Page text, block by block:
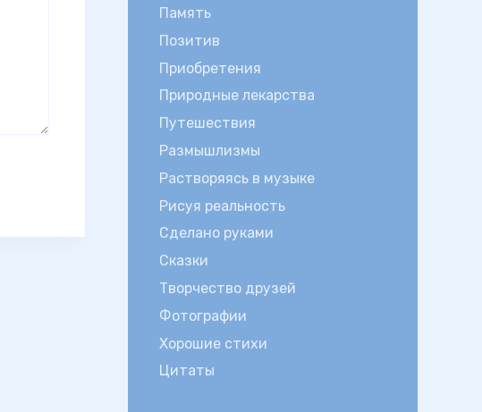
Память
Позитив
Приобретения
Природные лекарства
Путешествия
Размышлизмы
Растворяясь в музыке
Рисуя реальность
Сделано руками
Сказки
Творчество друзей
Фотографии
Хорошие стихи
Цитаты